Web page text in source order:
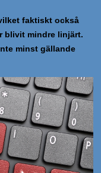
faktiskt också
blivit mindre linjärt.
minst gällande